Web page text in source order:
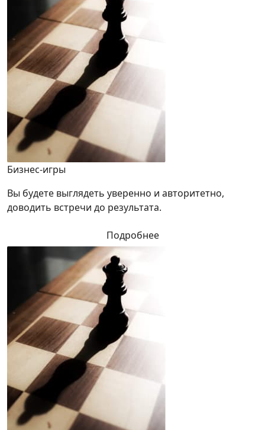
Бизнес-игры
Вы будете выглядеть уверенно и авторитетно,
доводить встречи до результата.
Подробнее